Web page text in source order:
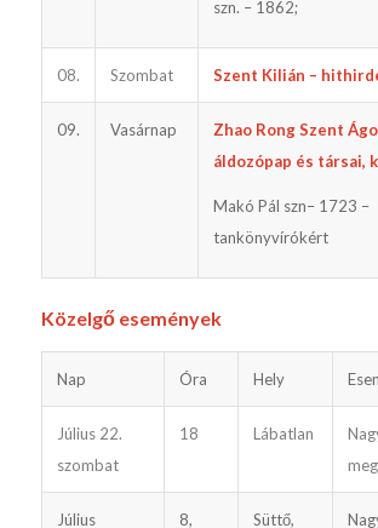
szn. – 1862;
08. Szombat Szent Kilián –
09. Vasárnap
Zhao Rong Szent
áldozópap és társai,
Makó Pál szn– 1723 –
tankönyvírókért
Közelgő események
Nap Óra Hely
Július 22.
szombat
18 Lábatlan
Július
8,
Süttő,